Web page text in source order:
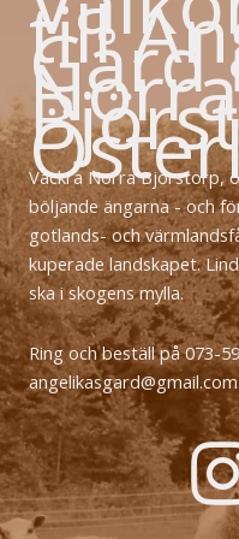
till
Gård
Norra
Vackra Norra Björstorp,
böljande ängarna - och
gotlands- och
kuperade landskapet.
ska i skogens mylla.
Ring och beställ på 073-
angelikasgard@gmail.com